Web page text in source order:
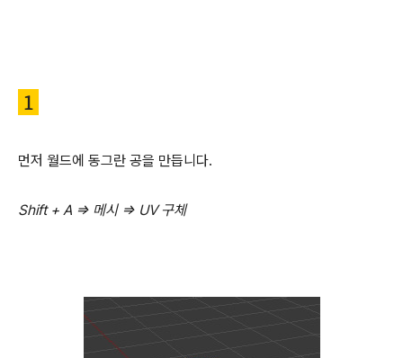
1
먼저 월드에 동그란 공을 만듭니다.
Shift + A => 메시 => UV 구체